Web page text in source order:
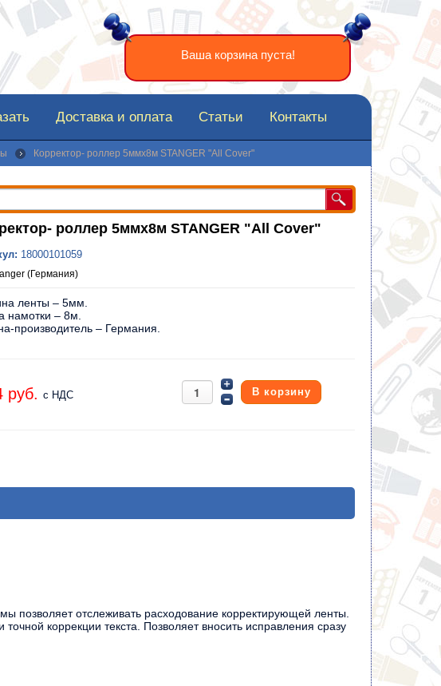
Ваша корзина пуста!
Доставка и оплата Статьи Контакты
Корректор- роллер 5ммх8м STANGER "All Cover"
роллер 5ммх8м STANGER "All Cover"
18000101059
(Германия)
ленты – 5мм.
намотки – 8м.
производитель – Германия.
pуб. с НДС
позволяет отслеживать расходование корректирующей ленты.
коррекции текста. Позволяет вносить исправления сразу